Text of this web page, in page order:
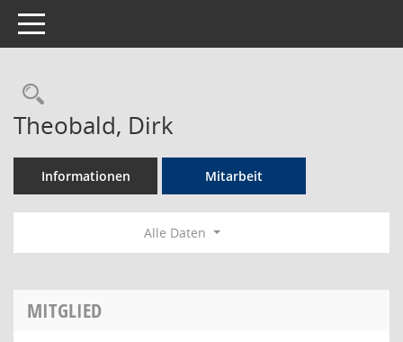
Toggle navigation
Rechercheauswahl
Theobald, Dirk
Informationen Mitarbeit
Alle Daten
MITGLIED